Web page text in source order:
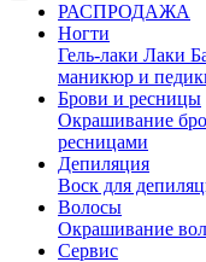
РАСПРОДАЖА
Ногти
Гель-лаки Лаки
маникюр и
Брови и ресницы
Окрашивание
ресницами
Депиляция
Воск для
Волосы
Окрашивание
Сервис